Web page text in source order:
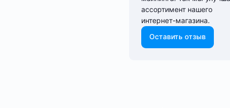
ассортимент нашего
интернет-⁠магазина.
Оставить отзыв